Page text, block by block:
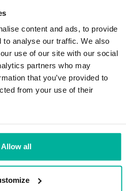
content and ads, to provide
to analyse our traffic. We also
use of our site with our social
partners who may
that you’ve provided to
from your use of their
Allow all
upptid
och motverkar
de allra bästa
erbjuda mot
Vår
99,9% upptid